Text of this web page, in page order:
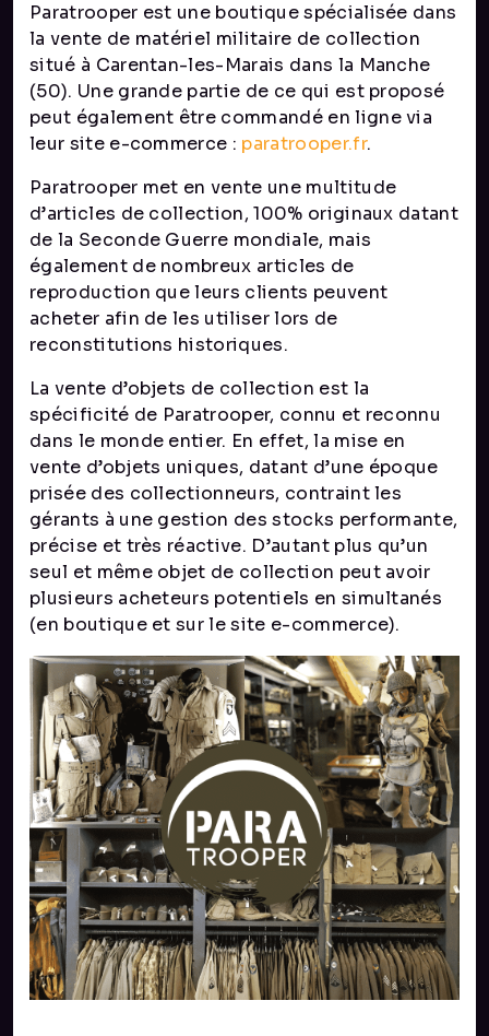
Paratrooper est une boutique spécialisée dans
la vente de matériel militaire de collection
situé à Carentan-les-Marais dans la Manche
(50). Une grande partie de ce qui est proposé
peut également être commandé en ligne via
leur site e-commerce : paratrooper.fr.
Paratrooper met en vente une multitude
d’articles de collection, 100% originaux datant
de la Seconde Guerre mondiale, mais
également de nombreux articles de
reproduction que leurs clients peuvent
acheter afin de les utiliser lors de
reconstitutions historiques.
La vente d’objets de collection est la
spécificité de Paratrooper, connu et reconnu
dans le monde entier. En effet, la mise en
vente d’objets uniques, datant d’une époque
prisée des collectionneurs, contraint les
gérants à une gestion des stocks performante,
précise et très réactive. D’autant plus qu’un
seul et même objet de collection peut avoir
plusieurs acheteurs potentiels en simultanés
(en boutique et sur le site e-commerce).